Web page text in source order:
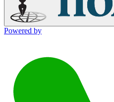
Powered by